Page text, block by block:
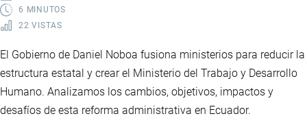
TRANSFORMAR
LA
6 MINUTOS
22 VISTAS
El Gobierno de Daniel Noboa fusiona ministerios para reducir la
estructura estatal y crear el Ministerio del Trabajo y Desarrollo
Humano. Analizamos los cambios, objetivos, impactos y
desafíos de esta reforma administrativa en Ecuador.